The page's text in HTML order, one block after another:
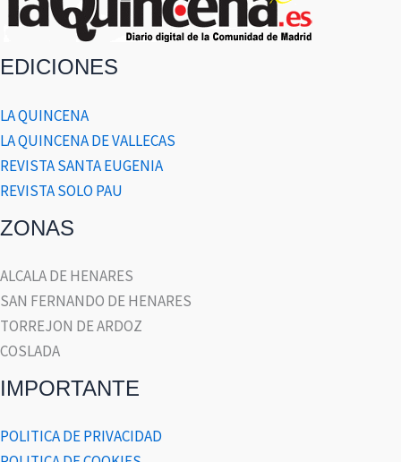
EDICIONES
LA QUINCENA
LA QUINCENA DE VALLECAS
REVISTA SANTA EUGENIA
REVISTA SOLO PAU
ZONAS
ALCALA DE HENARES
SAN FERNANDO DE HENARES
TORREJON DE ARDOZ
COSLADA
IMPORTANTE
POLITICA DE PRIVACIDAD